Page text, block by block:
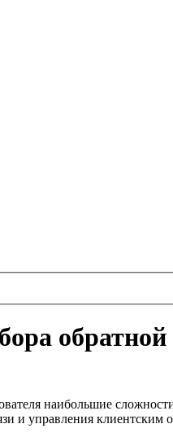
наибольшие
и управления клиентским